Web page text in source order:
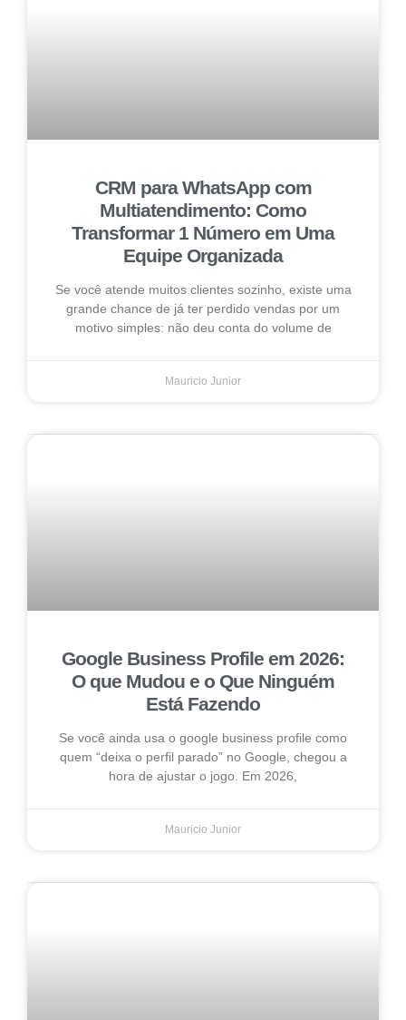
CRM para WhatsApp com
Multiatendimento: Como
Transformar 1 Número em Uma
Equipe Organizada
Se você atende muitos clientes sozinho, existe uma
grande chance de já ter perdido vendas por um
motivo simples: não deu conta do volume de
Mauricio Junior
Google Business Profile em 2026:
O que Mudou e o Que Ninguém
Está Fazendo
Se você ainda usa o google business profile como
quem “deixa o perfil parado” no Google, chegou a
hora de ajustar o jogo. Em 2026,
Mauricio Junior